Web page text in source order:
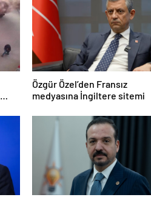
Özgür Özel’den Fransız
medyasına İngiltere sitemi